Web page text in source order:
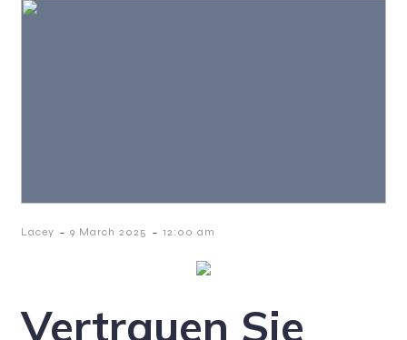
Lacey - 9 March 2025 - 12:00 am
Vertrauen Sie